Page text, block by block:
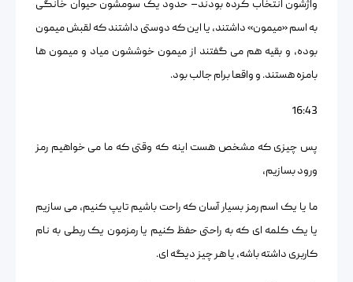
واژشون انتخاب کرده بودند– حدود یک سومشون حیوان خانگی
به اسم «میمون» داشتند، یا این که دوستی داشتند که لقبش میمون
بوده، و بقیه هم می گفتند از میمون خوششون میاد و میمون ها
بامزه هستند. و واقعا برام جالب بود.
16:43
پس چیزی که مشخص هست اینه که وقتی که ما می خواهیم رمز
ورود بسازیم،
ما یا یک اسم رمز بسیار آسان که راحت باشیم تایپ کنیم، می سازیم
یا یک کلمه ای که به راحتی حفظ کنیم یا رمزمون یک ربطی به نام
کاربری داشته باشه، یا هر چیز دیگه ای.